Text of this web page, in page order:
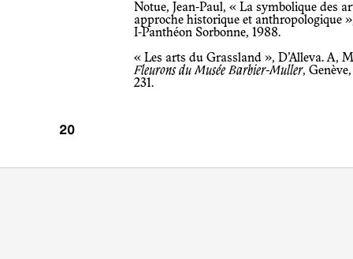
Notue, Jean-Paul, « La symbolique des
approche historique et anthropologique
I-Panthéon Sorbonne, 1988.
« Les arts du Grassland », D’Alleva. A,
Fleurons du Musée Barbier-Muller,
231.